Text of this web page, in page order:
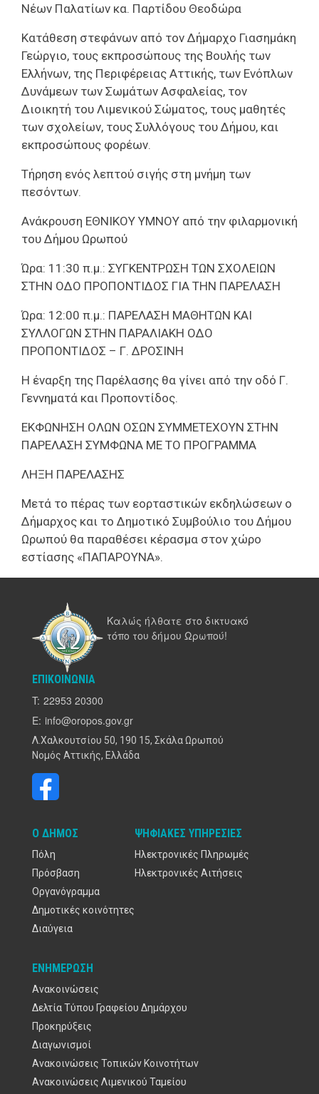
Νέων Παλατίων κα. Παρτίδου Θεοδώρα
Κατάθεση στεφάνων από τον Δήμαρχο Γιασημάκη
Γεώργιο, τους εκπροσώπους της Βουλής των
Ελλήνων, της Περιφέρειας Αττικής, των Ενόπλων
Δυνάμεων των Σωμάτων Ασφαλείας, τον
Διοικητή του Λιμενικού Σώματος, τους μαθητές
των σχολείων, τους Συλλόγους του Δήμου, και
εκπροσώπους φορέων.
Τήρηση ενός λεπτού σιγής στη μνήμη των
πεσόντων.
Ανάκρουση ΕΘΝΙΚΟΥ ΥΜΝΟΥ από την φιλαρμονική
του Δήμου Ωρωπού
Ώρα: 11:30 π.μ.: ΣΥΓΚΕΝΤΡΩΣΗ ΤΩΝ ΣΧΟΛΕΙΩΝ
ΣΤΗΝ ΟΔΟ ΠΡΟΠΟΝΤΙΔΟΣ ΓΙΑ ΤΗΝ ΠΑΡΕΛΑΣΗ
Ώρα: 12:00 π.μ.: ΠΑΡΕΛΑΣΗ ΜΑΘΗΤΩΝ ΚΑΙ
ΣΥΛΛΟΓΩΝ ΣΤΗΝ ΠΑΡΑΛΙΑΚΗ ΟΔΟ
ΠΡΟΠΟΝΤΙΔΟΣ – Γ. ΔΡΟΣΙΝΗ
Η έναρξη της Παρέλασης θα γίνει από την οδό Γ.
Γεννηματά και Προποντίδος.
ΕΚΦΩΝΗΣΗ ΟΛΩΝ ΟΣΩΝ ΣΥΜΜΕΤΕΧΟΥΝ ΣΤΗΝ
ΠΑΡΕΛΑΣΗ ΣΥΜΦΩΝΑ ΜΕ ΤΟ ΠΡΟΓΡΑΜΜΑ
ΛΗΞΗ ΠΑΡΕΛΑΣΗΣ
Μετά το πέρας των εορταστικών εκδηλώσεων ο
Δήμαρχος και το Δημοτικό Συμβούλιο του Δήμου
Ωρωπού θα παραθέσει κέρασμα στον χώρο
εστίασης «ΠΑΠΑΡΟΥΝΑ».
Καλώς ήλθατε στο δικτυακό
τόπο του δήμου Ωρωπού!
ΕΠΙΚΟΙΝΩΝΊΑ
T: 22953 20300
E: info@oropos.gov.gr
Λ.Χαλκουτσίου 50, 190 15, Σκάλα Ωρωπού
Νομός Αττικής, Ελλάδα
Ο ΔΉΜΟΣ
Πόλη
Πρόσβαση
Οργανόγραμμα
Δημοτικές κοινότητες
Διαύγεια
ΨΗΦΙΑΚΈΣ ΥΠΗΡΕΣΊΕΣ
Ηλεκτρονικές Πληρωμές
Ηλεκτρονικές Αιτήσεις
ΕΝΗΜΈΡΩΣΗ
Ανακοινώσεις
Δελτία Τύπου Γραφείου Δημάρχου
Προκηρύξεις
Διαγωνισμοί
Ανακοινώσεις Τοπικών Κοινοτήτων
Ανακοινώσεις Λιμενικού Ταμείου